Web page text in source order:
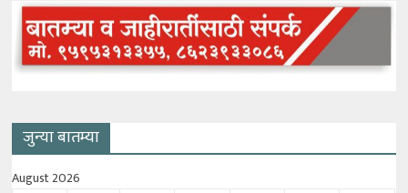
जुन्या बातम्या
August 2026